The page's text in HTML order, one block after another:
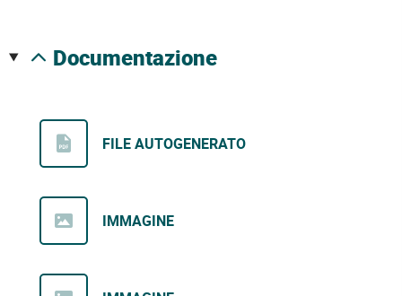
documentazione
FILE AUTOGENERATO
IMMAGINE